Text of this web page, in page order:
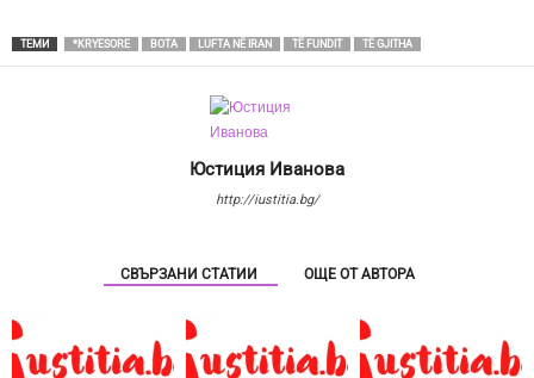
ТЕМИ *KRYESORE BOTA LUFTA NË IRAN TË FUNDIT TË GJITHA
Юстиция Иванова
http://iustitia.bg/
СВЪРЗАНИ СТАТИИ ОЩЕ ОТ АВТОРА